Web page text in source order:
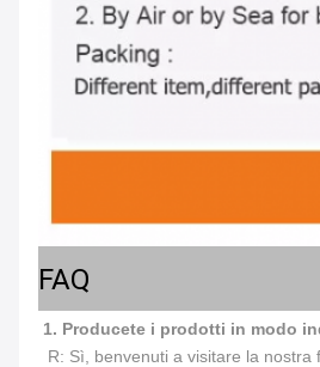
FAQ
1. Producete i prodotti in modo
R: Sì, benvenuti a visitare la nostra